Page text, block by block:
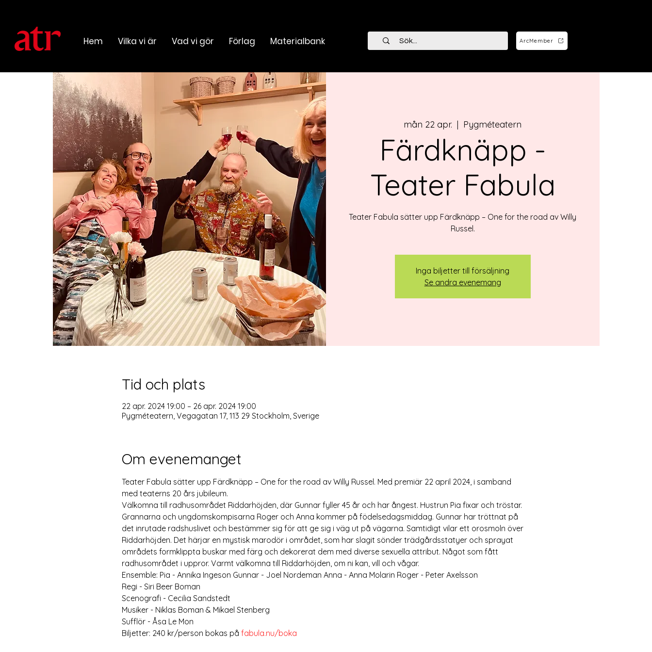
Hem Vilka vi är Vad vi gör Förlag Materialbank ArcMember
mån 22 apr.
  |
Pygméteatern
Färdknäpp -
Teater Fabula
Teater Fabula sätter upp Färdknäpp – One for the road av Willy
Russel.
Inga biljetter till försäljning
Se andra evenemang
Tid och plats
22 apr. 2024 19:00 – 26 apr. 2024 19:00
Pygméteatern, Vegagatan 17, 113 29 Stockholm, Sverige
Om evenemanget
Teater Fabula sätter upp Färdknäpp – One for the road av Willy Russel. Med premiär 22 april 2024, i samband
med teaterns 20 års jubileum.
Välkomna till radhusområdet Riddarhöjden, där Gunnar fyller 45 år och har ångest. Hustrun Pia fixar och tröstar.
Grannarna och ungdomskompisarna Roger och Anna kommer på födelsedagsmiddag. Gunnar har tröttnat på
det inrutade radshuslivet och bestämmer sig för att ge sig i väg ut på vägarna. Samtidigt vilar ett orosmoln över
Riddarhöjden. Det härjar en mystisk marodör i området, som har slagit sönder trädgårdsstatyer och sprayat
områdets formklippta buskar med färg och dekorerat dem med diverse sexuella attribut. Något som fått
radhusområdet i uppror. Varmt välkomna till Riddarhöjden, om ni kan, vill och vågar.
Ensemble: Pia - Annika Ingeson Gunnar - Joel Nordeman Anna - Anna Molarin Roger - Peter Axelsson
Regi - Siri Beer Boman
Scenografi - Cecilia Sandstedt
Musiker - Niklas Boman & Mikael Stenberg
Sufflör - Åsa Le Mon
Biljetter: 240 kr/person bokas på fabula.nu/boka